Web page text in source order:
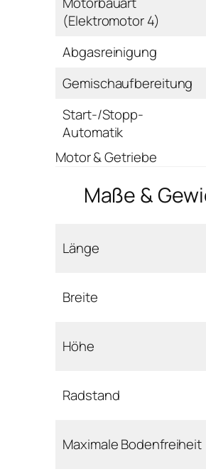
(Elektromotor 4)
Abgasreinigung
Gemischaufbereitung
Start-/Stopp-
Automatik
Motor & Getriebe
Maße &
Länge
Breite
Höhe
Radstand
Maximale Bodenfreiheit